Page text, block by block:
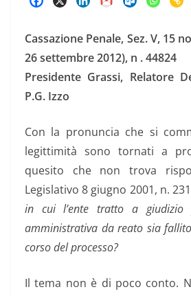
Cassazione Penale, Sez. V, 15
26 settembre 2012), n . 44824
Presidente Grassi, Relatore
P.G. Izzo
Con la pronuncia che si
legittimità sono tornati a
quesito che non trova
Legislativo 8 giugno 2001, n.
in cui l’ente tratto a giudizio
amministrativa da reato sia
corso del processo?
Il tema non è di poco conto.